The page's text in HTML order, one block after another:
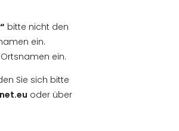
bitte nicht den
ein.
ein.
Sie sich bitte
oder über